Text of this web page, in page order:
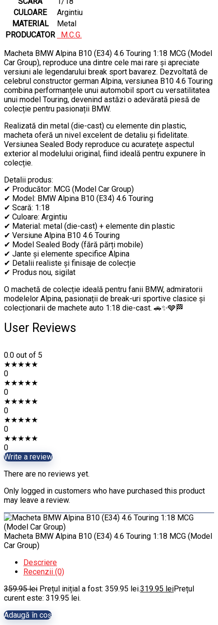
CULOARE
Argintiu
MATERIAL
Metal
PRODUCATOR
M.C.G.
Macheta BMW Alpina B10 (E34) 4.6 Touring 1:18 MCG (Model
Car Group), reproduce una dintre cele mai rare și apreciate
versiuni ale legendarului break sport bavarez. Dezvoltată de
celebrul constructor german Alpina, versiunea B10 4.6 Touring
combina performanțele unui automobil sport cu versatilitatea
unui model Touring, devenind astăzi o adevărată piesă de
colecție pentru pasionații BMW.
Realizată din metal (die-cast) cu elemente din plastic,
macheta oferă un nivel excelent de detaliu și fidelitate.
Versiunea Sealed Body reproduce cu acuratețe aspectul
exterior al modelului original, fiind ideală pentru expunere în
colecție.
Detalii produs:
✔ Producător: MCG (Model Car Group)
✔ Model: BMW Alpina B10 (E34) 4.6 Touring
✔ Scară: 1:18
✔ Culoare: Argintiu
✔ Material: metal (die-cast) + elemente din plastic
✔ Versiune Alpina B10 4.6 Touring
✔ Model Sealed Body (fără părți mobile)
✔ Jante și elemente specifice Alpina
✔ Detalii realiste și finisaje de colecție
✔ Produs nou, sigilat
O machetă de colecție ideală pentru fanii BMW, admiratorii
modelelor Alpina, pasionații de break-uri sportive clasice și
colecționarii de machete auto 1:18 die-cast. 🚗✨🩶🏁
User Reviews
0.0 out of 5
★★★★★
0
★★★★★
0
★★★★★
0
★★★★★
0
★★★★★
0
Write a review
There are no reviews yet.
Only logged in customers who have purchased this product
may leave a review.
Macheta BMW Alpina B10 (E34) 4.6 Touring 1:18 MCG (Model
Car Group)
Descriere
Recenzii (0)
359.95lei Prețul inițial a fost: 359.95 lei.319.95 leiPrețul
curent este: 319.95 lei.
Adaugă în coș